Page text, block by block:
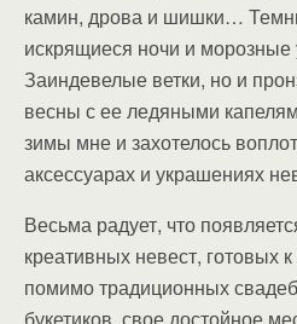
камин, дрова и шишки…
искрящиеся ночи и
Заиндевелые ветки, но и
весны с ее ледяными
зимы мне и захотелось
аксессуарах и украшениях
Весьма радует, что
креативных невест, готовых
помимо традиционных